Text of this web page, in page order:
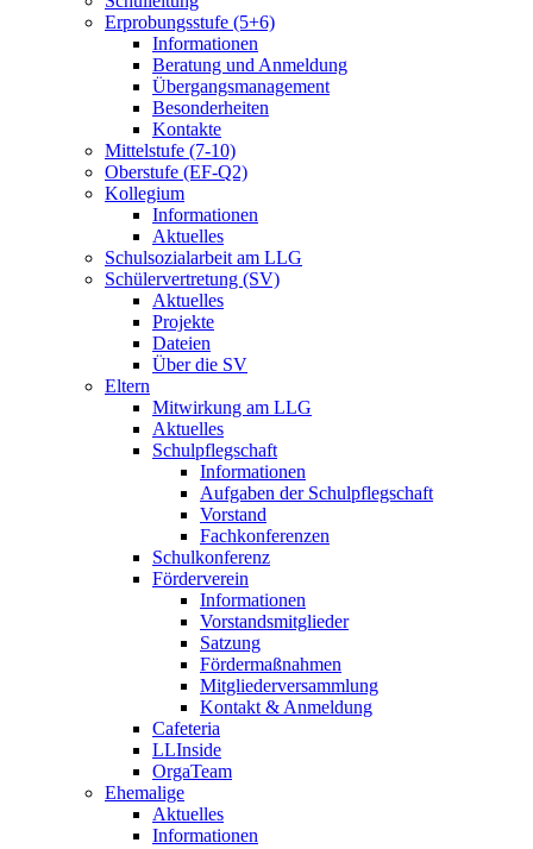
Erprobungsstufe (5+6)
Informationen
Beratung und Anmeldung
Übergangsmanagement
Besonderheiten
Kontakte
Mittelstufe (7-10)
Oberstufe (EF-Q2)
Kollegium
Informationen
Aktuelles
Schulsozialarbeit am LLG
Schülervertretung (SV)
Aktuelles
Projekte
Dateien
Über die SV
Eltern
Mitwirkung am LLG
Aktuelles
Schulpflegschaft
Informationen
Aufgaben der Schulpflegschaft
Vorstand
Fachkonferenzen
Schulkonferenz
Förderverein
Informationen
Vorstandsmitglieder
Satzung
Fördermaßnahmen
Mitgliederversammlung
Kontakt & Anmeldung
Cafeteria
LLInside
OrgaTeam
Ehemalige
Aktuelles
Informationen